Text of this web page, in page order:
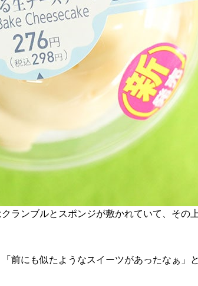
ランブルとスポンジが敷かれていて、そ
前にも似たようなスイーツがあったなぁ